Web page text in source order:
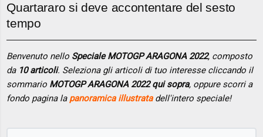
Quartararo si deve accontentare del sesto
tempo
Benvenuto nello Speciale MOTOGP ARAGONA 2022, composto
da 10 articoli. Seleziona gli articoli di tuo interesse cliccando il
sommario MOTOGP ARAGONA 2022 qui sopra, oppure scorri a
fondo pagina la panoramica illustratadell'intero speciale!